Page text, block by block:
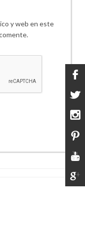
y web en este